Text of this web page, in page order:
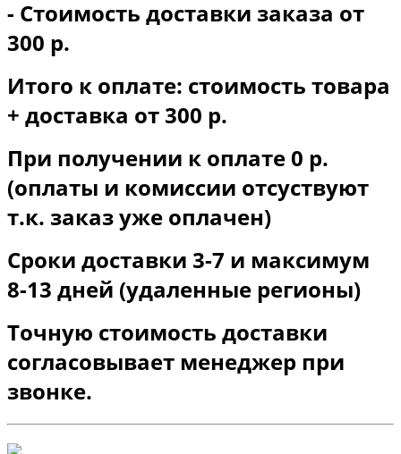
- Стоимость доставки заказа от
300 р.
Итого к оплате: стоимость товара
+ доставка от 300 р.
При получении к оплате 0 р.
(оплаты и комиссии отсуствуют
т.к. заказ уже оплачен)
Сроки доставки 3-7 и максимум
8-13 дней (удаленные регионы)
Точную стоимость доставки
согласовывает менеджер при
звонке.